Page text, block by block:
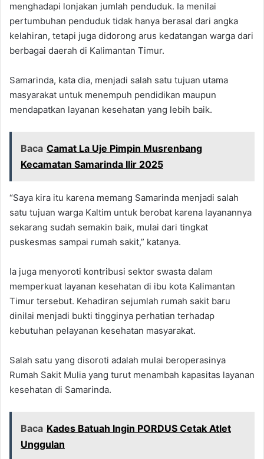
menghadapi lonjakan jumlah penduduk. Ia menilai
pertumbuhan penduduk tidak hanya berasal dari angka
kelahiran, tetapi juga didorong arus kedatangan warga dari
berbagai daerah di Kalimantan Timur.
Samarinda, kata dia, menjadi salah satu tujuan utama
masyarakat untuk menempuh pendidikan maupun
mendapatkan layanan kesehatan yang lebih baik.
Baca Camat La Uje Pimpin Musrenbang
Kecamatan Samarinda Ilir 2025
“Saya kira itu karena memang Samarinda menjadi salah
satu tujuan warga Kaltim untuk berobat karena layanannya
sekarang sudah semakin baik, mulai dari tingkat
puskesmas sampai rumah sakit,” katanya.
Ia juga menyoroti kontribusi sektor swasta dalam
memperkuat layanan kesehatan di ibu kota Kalimantan
Timur tersebut. Kehadiran sejumlah rumah sakit baru
dinilai menjadi bukti tingginya perhatian terhadap
kebutuhan pelayanan kesehatan masyarakat.
Salah satu yang disoroti adalah mulai beroperasinya
Rumah Sakit Mulia yang turut menambah kapasitas layanan
kesehatan di Samarinda.
Baca Kades Batuah Ingin PORDUS Cetak Atlet
Unggulan